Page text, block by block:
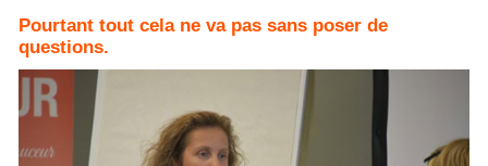
Pourtant tout cela ne va pas sans poser de
questions.